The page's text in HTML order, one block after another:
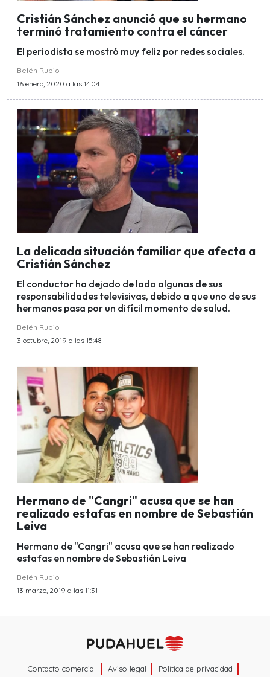
Cristián Sánchez anunció que su hermano
terminó tratamiento contra el cáncer
El periodista se mostró muy feliz por redes sociales.
Belén Rubio
16 enero, 2020 a las 14:04
La delicada situación familiar que afecta a
Cristián Sánchez
El conductor ha dejado de lado algunas de sus
responsabilidades televisivas, debido a que uno de sus
hermanos pasa por un difícil momento de salud.
Belén Rubio
3 octubre, 2019 a las 15:48
Hermano de "Cangri" acusa que se han
realizado estafas en nombre de Sebastián
Leiva
Hermano de "Cangri" acusa que se han realizado
estafas en nombre de Sebastián Leiva
Belén Rubio
13 marzo, 2019 a las 11:31
Contacto comercial Aviso legal Política de privacidad